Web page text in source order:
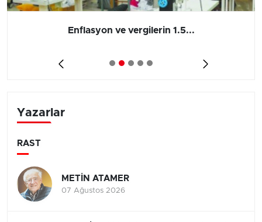
Enflasyon ve vergilerin 1.5...
Yazarlar
RAST
METİN ATAMER
07 Ağustos 2026